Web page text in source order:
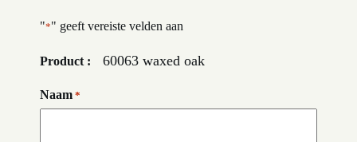
"*" geeft vereiste velden aan
Product : 60063 waxed oak
Naam *